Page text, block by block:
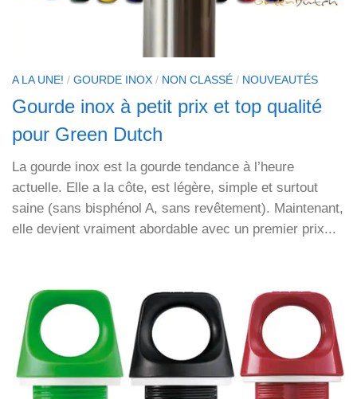
A LA UNE! / GOURDE INOX / NON CLASSÉ / NOUVEAUTÉS
Gourde inox à petit prix et top qualité
pour Green Dutch
La gourde inox est la gourde tendance à l’heure
actuelle. Elle a la côte, est légère, simple et surtout
saine (sans bisphénol A, sans revêtement). Maintenant,
elle devient vraiment abordable avec un premier prix...